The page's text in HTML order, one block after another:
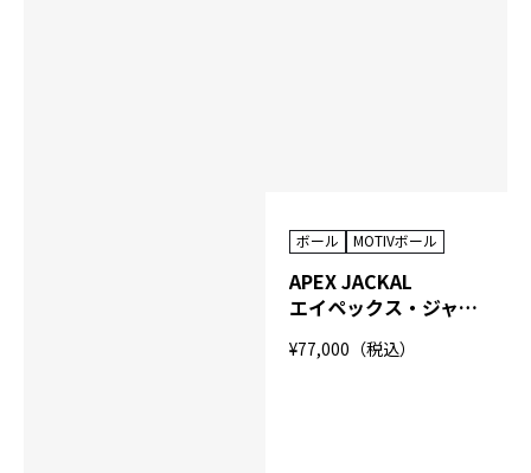
ボール MOTIVボール
APEX JACKAL
エイペックス・ジャッカル
¥77,000（税込）